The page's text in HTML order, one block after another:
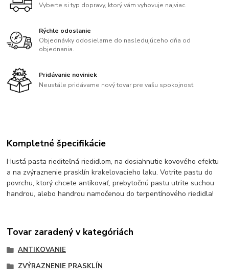
Vyberte si typ dopravy, ktorý vám vyhovuje najviac.
Rýchle odoslanie
Objednávky odosielame do nasledujúceho dňa od
objednania.
Pridávanie noviniek
Neustále pridávame nový tovar pre vašu spokojnosť.
Kompletné špecifikácie
Hustá pasta riediteľná riedidlom, na dosiahnutie kovového efektu
a na zvýraznenie prasklín krakelovacieho laku. Votrite pastu do
povrchu, ktorý chcete antikovať, prebytočnú pastu utrite suchou
handrou, alebo handrou namočenou do terpentínového riedidla!
Tovar zaradený v kategóriách
ANTIKOVANIE
ZVÝRAZNENIE PRASKLÍN